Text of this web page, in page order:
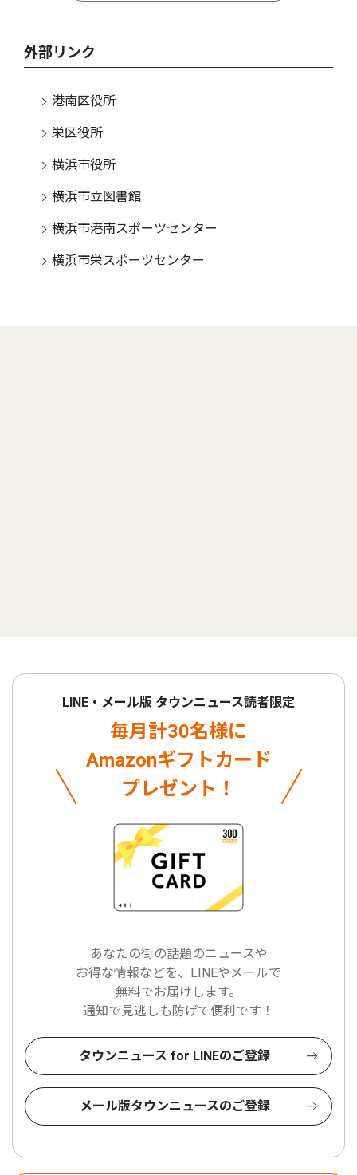
外部リンク
港南区役所
栄区役所
横浜市役所
横浜市立図書館
横浜市港南スポーツセンター
横浜市栄スポーツセンター
LINE・メール版 タウンニュース読者限定
毎月計30名様に
Amazonギフトカード
プレゼント！
あなたの街の話題のニュースや
お得な情報などを、LINEやメールで
無料でお届けします。
通知で見逃しも防げて便利です！
タウンニュース for LINEのご登録
メール版タウンニュースのご登録